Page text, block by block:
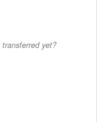
transferred yet?